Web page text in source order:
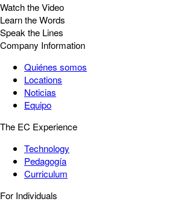
Watch the Video
Learn the Words
Speak the Lines
Company Information
Quiénes somos
Locations
Noticias
Equipo
The EC Experience
Technology
Pedagogía
Curriculum
For Individuals